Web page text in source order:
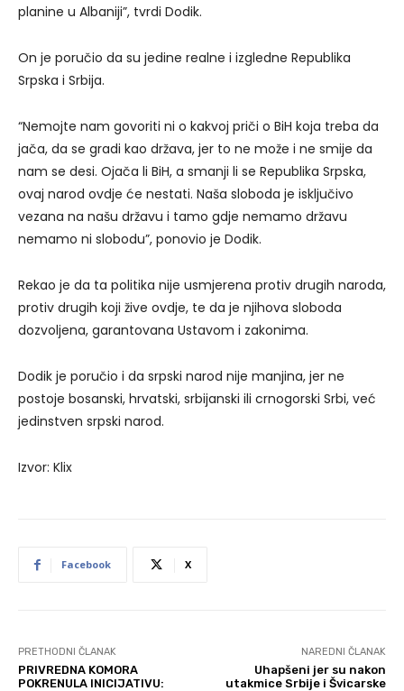
planine u Albaniji”, tvrdi Dodik.
On je poručio da su jedine realne i izgledne Republika
Srpska i Srbija.
“Nemojte nam govoriti ni o kakvoj priči o BiH koja treba da
jača, da se gradi kao država, jer to ne može i ne smije da
nam se desi. Ojača li BiH, a smanji li se Republika Srpska,
ovaj narod ovdje će nestati. Naša sloboda je isključivo
vezana na našu državu i tamo gdje nemamo državu
nemamo ni slobodu”, ponovio je Dodik.
Rekao je da ta politika nije usmjerena protiv drugih naroda,
protiv drugih koji žive ovdje, te da je njihova sloboda
dozvoljena, garantovana Ustavom i zakonima.
Dodik je poručio i da srpski narod nije manjina, jer ne
postoje bosanski, hrvatski, srbijanski ili crnogorski Srbi, već
jedinstven srpski narod.
Izvor: Klix
Facebook X
PRETHODNI ČLANAK
PRIVREDNA KOMORA
POKRENULA INICIJATIVU:
NAREDNI ČLANAK
Uhapšeni jer su nakon
utakmice Srbije i Švicarske